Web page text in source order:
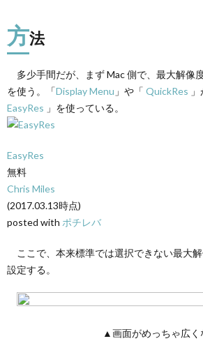
方法
多少手間だが、まず Mac 側で、最大解像
を使う。「Display Menu 」や「 QuickRes
EasyRes 」を使っている。
EasyRes
無料
Chris Miles
(2017.03.13時点)
posted with ポチレバ
ここで、本来標準では選択できない最大
設定する。
▲画面がめっちゃ広く